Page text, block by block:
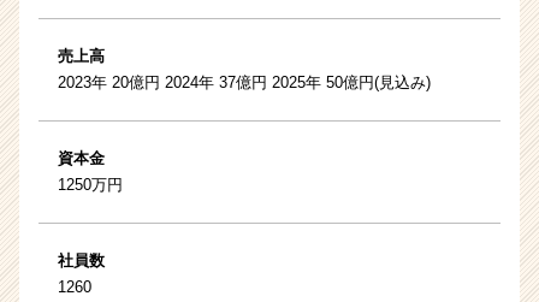
売上高
2023年 20億円 2024年 37億円 2025年 50億円(見込み)
資本金
1250万円
社員数
1260